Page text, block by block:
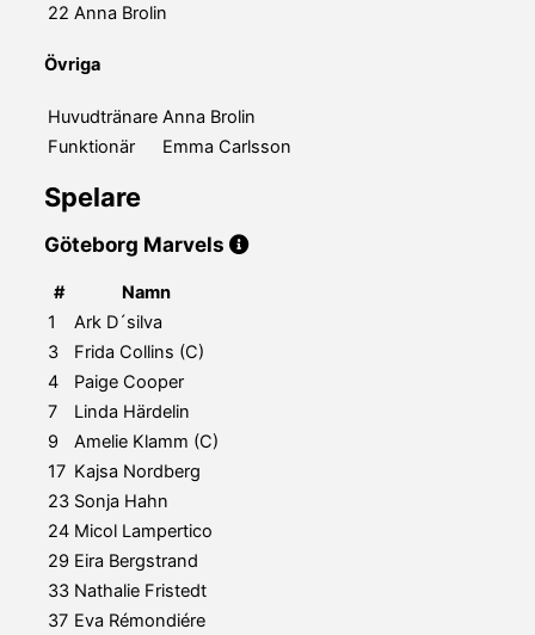
22 Anna Brolin
Övriga
Huvudtränare Anna Brolin
Funktionär
Emma Carlsson
Spelare
Göteborg Marvels
#
Namn
1
Ark D´silva
3
Frida Collins (C)
4
Paige Cooper
7
Linda Härdelin
9
Amelie Klamm (C)
17 Kajsa Nordberg
23 Sonja Hahn
24 Micol Lampertico
29 Eira Bergstrand
33 Nathalie Fristedt
37 Eva Rémondiére